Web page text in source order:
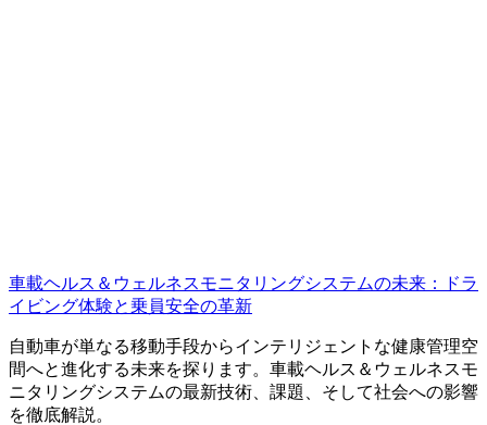
車載ヘルス＆ウェルネスモニタリングシステムの未来：ドラ
イビング体験と乗員安全の革新
自動車が単なる移動手段からインテリジェントな健康管理空
間へと進化する未来を探ります。車載ヘルス＆ウェルネスモ
ニタリングシステムの最新技術、課題、そして社会への影響
を徹底解説。